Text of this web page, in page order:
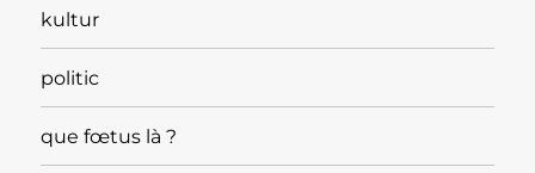
kultur
politic
que fœtus là ?